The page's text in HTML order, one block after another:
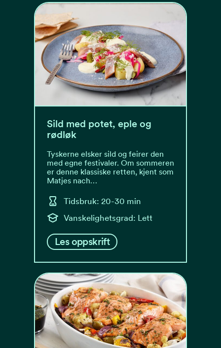
Sild med potet, eple og
rødløk
Tyskerne elsker sild og feirer den
med egne festivaler. Om sommeren
er denne klassiske retten, kjent som
Matjes nach…
Tidsbruk: 20-30 min
Vanskelighetsgrad: Lett
Les oppskrift